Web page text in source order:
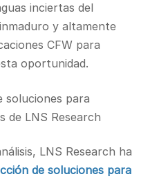
inciertas del
y altamente
CFW para
oportunidad.
LNS Research ha
de soluciones para